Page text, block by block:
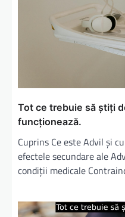
Tot ce trebuie să știți
funcționează.
Cuprins Ce este Advil și
efectele secundare ale
condiții medicale